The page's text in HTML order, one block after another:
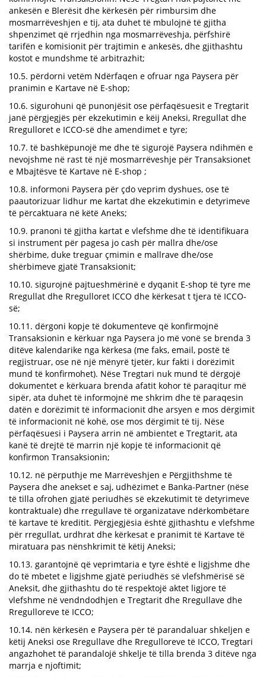
ankesën e Blerësit dhe kërkesën për rimbursim dhe
mosmarrëveshjen e tij, ata duhet të mbulojnë të gjitha
shpenzimet që rrjedhin nga mosmarrëveshja, përfshirë
tarifën e komisionit për trajtimin e ankesës, dhe gjithashtu
kostot e mundshme të arbitrazhit;
10.5. përdorni vetëm Ndërfaqen e ofruar nga Paysera për
pranimin e Kartave në E-shop;
10.6. sigurohuni që punonjësit ose përfaqësuesit e Tregtarit
janë përgjegjës për ekzekutimin e këij Aneksi, Rregullat dhe
Rregulloret e ICCO-së dhe amendimet e tyre;
10.7. të bashkëpunojë me dhe të sigurojë Paysera ndihmën e
nevojshme në rast të një mosmarrëveshje për Transaksionet
e Mbajtësve të Kartave në E-shop ;
10.8. informoni Paysera për çdo veprim dyshues, ose të
paautorizuar lidhur me kartat dhe ekzekutimin e detyrimeve
të përcaktuara në këtë Aneks;
10.9. pranoni të gjitha kartat e vlefshme dhe të identifikuara
si instrument për pagesa jo cash për mallra dhe/ose
shërbime, duke treguar çmimin e mallrave dhe/ose
shërbimeve gjatë Transaksionit;
10.10. sigurojnë pajtueshmërinë e dyqanit E-shop të tyre me
Rregullat dhe Rregulloret ICCO dhe kërkesat t tjera të ICCO-
së;
10.11. dërgoni kopje të dokumenteve që konfirmojnë
Transaksionin e kërkuar nga Paysera jo më vonë se brenda 3
ditëve kalendarike nga kërkesa (me faks, email, postë të
regjistruar, ose në një mënyrë tjetër, kur fakti i dorëzimit
mund të konfirmohet). Nëse Tregtari nuk mund të dërgojë
dokumentet e kërkuara brenda afatit kohor të paraqitur më
sipër, ata duhet të informojnë me shkrim dhe të paraqesin
datën e dorëzimit të informacionit dhe arsyen e mos dërgimit
të informacionit në kohë, ose mos dërgimit të tij. Nëse
përfaqësuesi i Paysera arrin në ambientet e Tregtarit, ata
kanë të drejtë të marrin një kopje të informacionit që
konfirmon Transaksionin;
10.12. në përputhje me Marrëveshjen e Përgjithshme të
Paysera dhe anekset e saj, udhëzimet e Banka-Partner (nëse
të tilla ofrohen gjatë periudhës së ekzekutimit të detyrimeve
kontraktuale) dhe rregullave të organizatave ndërkombëtare
të kartave të kreditit. Përgjegjësia është gjithashtu e vlefshme
për rregullat, urdhrat dhe kërkesat e pranimit të Kartave të
miratuara pas nënshkrimit të këtij Aneksi;
10.13. garantojnë që veprimtaria e tyre është e ligjshme dhe
do të mbetet e ligjshme gjatë periudhës së vlefshmërisë së
Aneksit, dhe gjithashtu do të respektojë aktet ligjore të
vlefshme në vendndodhjen e Tregtarit dhe Rregullave dhe
Rregulloreve të ICCO;
10.14. nën kërkesën e Paysera për të parandaluar shkeljen e
këtij Aneksi ose Rregullave dhe Rregulloreve të ICCO, Tregtari
angazhohet të parandalojë shkelje të tilla brenda 3 ditëve nga
marrja e njoftimit;